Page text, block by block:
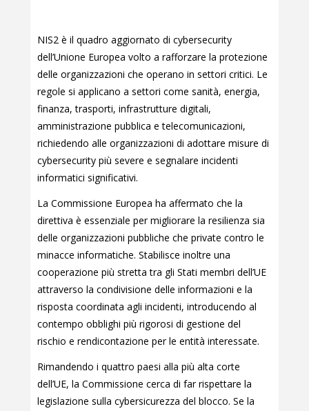
NIS2 è il quadro aggiornato di cybersecurity
dell’Unione Europea volto a rafforzare la protezione
delle organizzazioni che operano in settori critici. Le
regole si applicano a settori come sanità, energia,
finanza, trasporti, infrastrutture digitali,
amministrazione pubblica e telecomunicazioni,
richiedendo alle organizzazioni di adottare misure di
cybersecurity più severe e segnalare incidenti
informatici significativi.
La Commissione Europea ha affermato che la
direttiva è essenziale per migliorare la resilienza sia
delle organizzazioni pubbliche che private contro le
minacce informatiche. Stabilisce inoltre una
cooperazione più stretta tra gli Stati membri dell’UE
attraverso la condivisione delle informazioni e la
risposta coordinata agli incidenti, introducendo al
contempo obblighi più rigorosi di gestione del
rischio e rendicontazione per le entità interessate.
Rimandendo i quattro paesi alla più alta corte
dell’UE, la Commissione cerca di far rispettare la
legislazione sulla cybersicurezza del blocco. Se la